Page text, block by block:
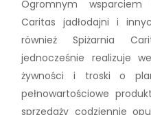
Ogromnym
Caritas jadłodajni i
również Spiżarnia
jednocześnie realizuje
żywności i troski o
pełnowartościowe
sprzedaży codziennie